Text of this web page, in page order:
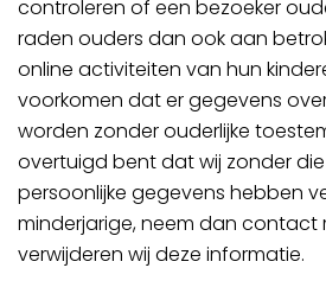
controleren of een bezoeker
raden ouders dan ook aan
online activiteiten van hun
voorkomen dat er gegevens
worden zonder ouderlijke
overtuigd bent dat wij zonder
persoonlijke gegevens hebben
minderjarige, neem dan contact
verwijderen wij deze informatie.